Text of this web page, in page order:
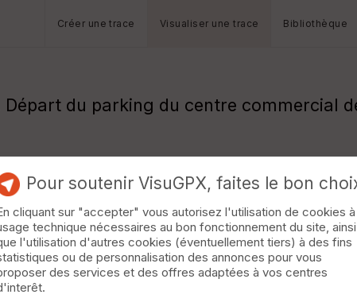
Créer une trace Visualiser une trace Bibliothèque
Départ du parking du centre commercial
Pour soutenir VisuGPX, faites le bon
cliquant sur "accepter" vous autorisez l'utilisation de cookies à
technique nécessaires au bon fonctionnement du site, ainsi
l'utilisation d'autres cookies (éventuellement tiers) à des fins
ou de personnalisation des annonces pour vous
des services et des offres adaptées à vos centres